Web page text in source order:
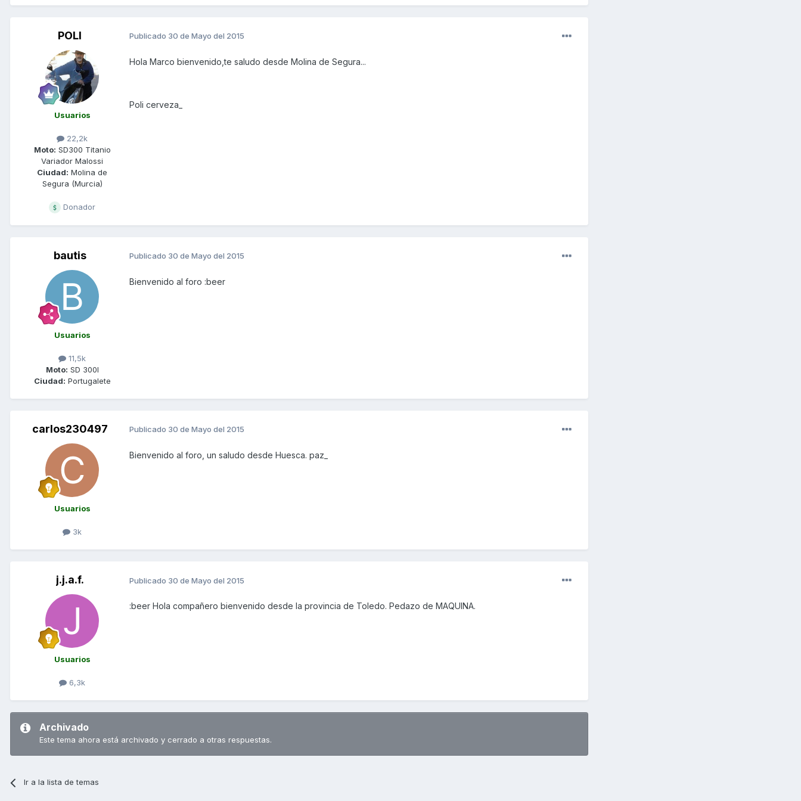
POLI
Usuarios
22,2k
Moto: SD300 Titanio
Variador Malossi
Ciudad: Molina de
Segura (Murcia)
Donador
Publicado 30 de Mayo del 2015
Hola Marco bienvenido,te saludo desde Molina de Segura...
Poli cerveza_
bautis
Usuarios
11,5k
Moto: SD 300I
Ciudad: Portugalete
Publicado 30 de Mayo del 2015
Bienvenido al foro :beer
carlos230497
Usuarios
3k
Publicado 30 de Mayo del 2015
Bienvenido al foro, un saludo desde Huesca. paz_
j.j.a.f.
Usuarios
6,3k
Publicado 30 de Mayo del 2015
:beer Hola compañero bienvenido desde la provincia de Toledo. Pedazo de MAQUINA.
Archivado
Este tema ahora está archivado y cerrado a otras respuestas.
Ir a la lista de temas